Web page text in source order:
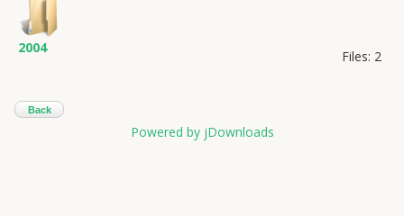
2004
Files: 2
Back
Powered by jDownloads